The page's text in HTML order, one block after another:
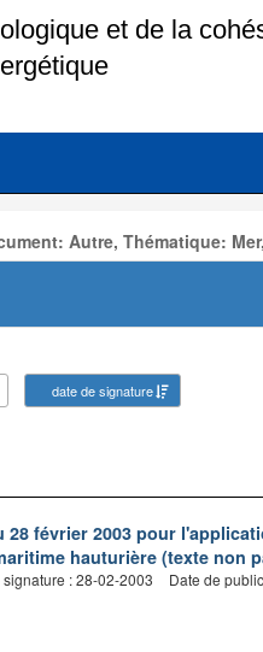
Autre, Thématique:
date de signature
février 2003 pour
hauturière (texte non
signature : 28-02-2003 Date de